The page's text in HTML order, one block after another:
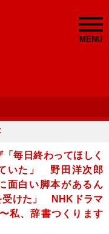
MENU
毎日終わってほしく
いた」 野田洋次郎
面白い脚本があるん
受けた」 NHKドラマ
私、辞書つくります